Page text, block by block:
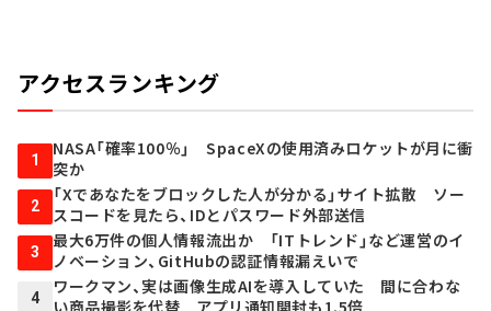
アクセスランキング
1
NASA「確率100％」 SpaceXの使用済みロケットが月に衝
突か
2
「Xであなたをブロックした人が分かる」サイト拡散 ソー
スコードを見たら、IDとパスワード外部送信
3
最大6万件の個人情報流出か 「ITトレンド」など運営のイ
ノベーション、GitHubの認証情報漏えいで
4
ワークマン、実は画像生成AIを導入していた 間に合わな
い商品撮影を代替 アプリ通知開封も1.5倍